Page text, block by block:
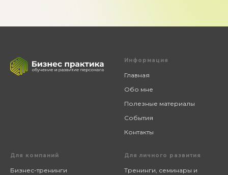
Информация
Главная
Обо мне
Полезные материалы
События
Контакты
Для компаний
Бизнес-тренинги
Для личного развития
Тренинги, семинары и